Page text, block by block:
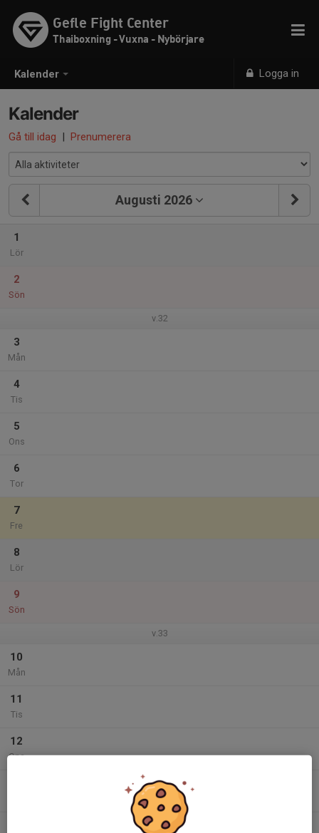
Kalender Logga in
Gefle Fight Center
Thaiboxning - Vuxna - Nybörjare
Kalender
Gå till idag | Prenumerera
Augusti 2026
1
Lör
2
Sön
v.32
3
Mån
4
Tis
5
Ons
6
Tor
7
Fre
8
Lör
9
Sön
v.33
10
Mån
11
Tis
12
Ons